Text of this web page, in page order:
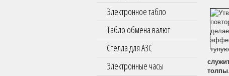
Электронное табло
Табло обмена валют
Стелла для АЗС
Электронные часы
толпы